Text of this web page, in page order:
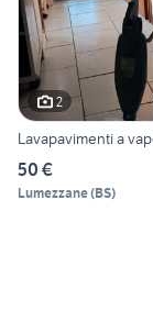
2
Lavapavimenti a
50 €
Lumezzane(BS)